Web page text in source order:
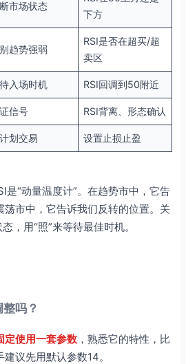
市场状态
下方
趋势强弱
RSI是否在超买/超
卖区
入场时机 RSI回调到50附近
信号 RSI背离、形态确认
划交易 设置止损止盈
是“动量温度计”。在趋势市中，它告
市中，它告诉我们反转的位置。关
，用“照”来等待最佳时机。
吗？
定使用一套参数 ，熟悉它的特性，比
议先用默认参数14。